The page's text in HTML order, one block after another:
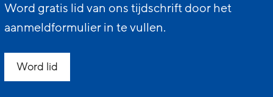
Word gratis lid van ons tijdschrift door het
aanmeldformulier in te vullen.
Word lid